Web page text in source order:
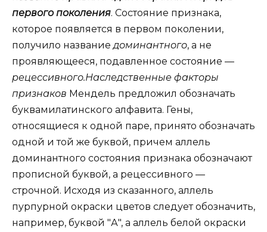
первого поколения. Состояние признака,
которое появляется в первом поколении,
получило название доминантного, а не
проявляющееся, подавленное состояние —
рецессивного.Наследственные факторы
признаков Мендель предложил обозначать
буквамилатинского алфавита. Гены,
относящиеся к одной паре, принято обозначать
одной и той же буквой, причем аллель
доминантного состояния признака обозначают
прописной буквой, а рецессивного —
строчной. Исходя из сказанного, аллель
пурпурной окраски цветов следует обозначить,
например, буквой "А", а аллель белой окраски